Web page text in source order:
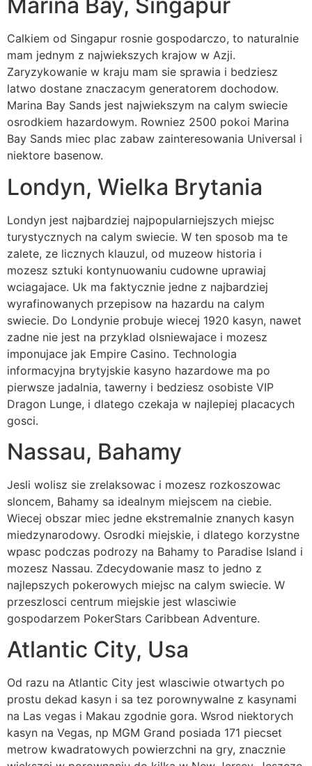
Calkiem od Singapur rosnie gospodarczo, to naturalnie
mam jednym z najwiekszych krajow w Azji.
Zaryzykowanie w kraju mam sie sprawia i bedziesz
latwo dostane znaczacym generatorem dochodow.
Marina Bay Sands jest najwiekszym na calym swiecie
osrodkiem hazardowym. Rowniez 2500 pokoi Marina
Bay Sands miec plac zabaw zainteresowania Universal i
niektore basenow.
Londyn, Wielka Brytania
Londyn jest najbardziej najpopularniejszych miejsc
turystycznych na calym swiecie. W ten sposob ma te
zalete, ze licznych klauzul, od muzeow historia i
mozesz sztuki kontynuowaniu cudowne uprawiaj
wciagajace. Uk ma faktycznie jedne z najbardziej
wyrafinowanych przepisow na hazardu na calym
swiecie. Do Londynie probuje wiecej 1920 kasyn, nawet
zadne nie jest na przyklad olsniewajace i mozesz
imponujace jak Empire Casino. Technologia
informacyjna brytyjskie kasyno hazardowe ma po
pierwsze jadalnia, tawerny i bedziesz osobiste VIP
Dragon Lunge, i dlatego czekaja w najlepiej placacych
gosci.
Nassau, Bahamy
Jesli wolisz sie zrelaksowac i mozesz rozkoszowac
sloncem, Bahamy sa idealnym miejscem na ciebie.
Wiecej obszar miec jedne ekstremalnie znanych kasyn
miedzynarodowy. Osrodki miejskie, i dlatego korzystne
wpasc podczas podrozy na Bahamy to Paradise Island i
mozesz Nassau. Zdecydowanie masz to jedno z
najlepszych pokerowych miejsc na calym swiecie. W
przeszlosci centrum miejskie jest wlasciwie
gospodarzem PokerStars Caribbean Adventure.
Atlantic City, Usa
Od razu na Atlantic City jest wlasciwie otwartych po
prostu dekad kasyn i sa tez porownywalne z kasynami
na Las vegas i Makau zgodnie gora. Wsrod niektorych
kasyn na Vegas, np MGM Grand posiada 171 piecset
metrow kwadratowych powierzchni na gry, znacznie